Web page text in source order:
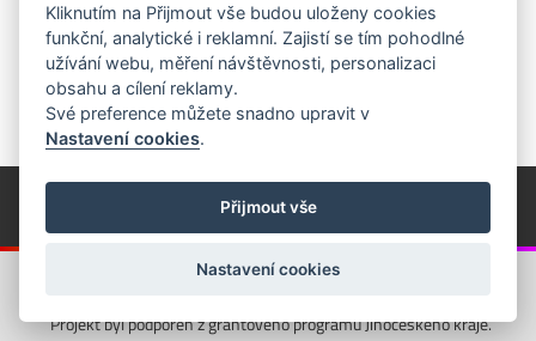
© Píseckem / Kalendárium (Změna programu vyhrazena!)
(Cookies)
© 2018 - 2026 Realizace a správa webu:
Projekt byl podpořen z grantového programu Jihočeského kraje.
Kliknutím na Přijmout vše budou uloženy cookies
funkční, analytické i reklamní. Zajistí se tím pohodlné
užívání webu, měření návštěvnosti, personalizaci
obsahu a cílení reklamy.
Své preference můžete snadno upravit v
Nastavení cookies.
Přijmout vše
Nastavení cookies